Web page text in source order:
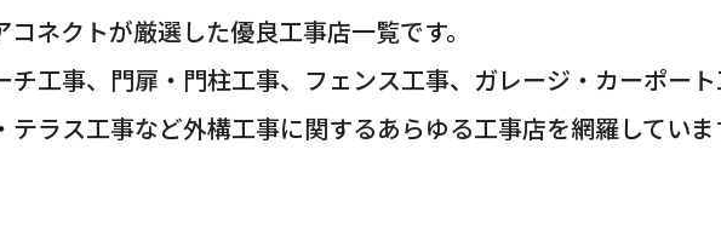
コネクトが厳選した優良工事店一覧です。
チ工事、門扉・門柱工事、フェンス工事、ガレージ・カーポー
テラス工事など外構工事に関するあらゆる工事店を網羅していま